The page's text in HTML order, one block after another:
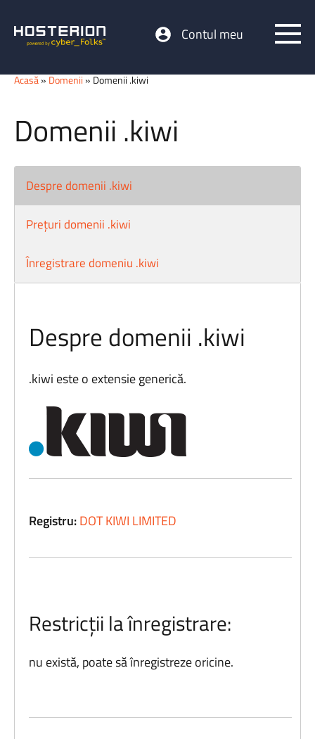
Contul meu
Acasă» Domenii » Domenii .kiwi
Domenii .kiwi
Despre domenii .kiwi
Prețuri domenii .kiwi
Înregistrare domeniu .kiwi
Despre domenii .kiwi
.kiwi este o extensie generică.
Registru:DOT KIWI LIMITED
Restricții la înregistrare:
nu există, poate să înregistreze oricine.